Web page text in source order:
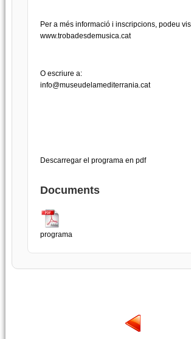
Per a més informació i inscripcions, podeu
www.trobadesdemusica.cat
O escriure a:
info@museudelamediterrania.cat
Descarregar el programa en pdf
Documents
programa